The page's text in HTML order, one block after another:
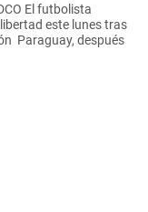
este lunes tras
Paraguay, después